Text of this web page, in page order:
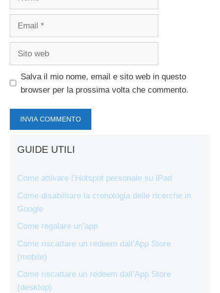
Salva il mio nome, email e sito web in questo
browser per la prossima volta che commento.
GUIDE UTILI
Come attivare l’Hotspot personale su iPad
Come disabilitare la cronologia delle ricerche in
Google
Come regalare un’app
Come riscattare un redeem dall’App Store
(mobile)
Come riscattare un redeem dall’App Store
(desktop)